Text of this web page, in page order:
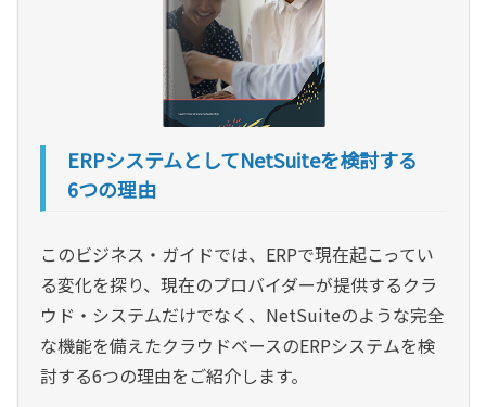
ERPシステムとしてNetSuiteを検討する
6つの理由
このビジネス・ガイドでは、ERPで現在起こってい
る変化を探り、現在のプロバイダーが提供するクラ
ウド・システムだけでなく、NetSuiteのような完全
な機能を備えたクラウドベースのERPシステムを検
討する6つの理由をご紹介します。